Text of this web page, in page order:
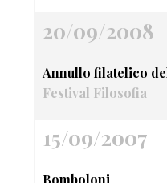
20/09/2008
Annullo filatelico
Festival Filosofia
15/09/2007
Bomboloni